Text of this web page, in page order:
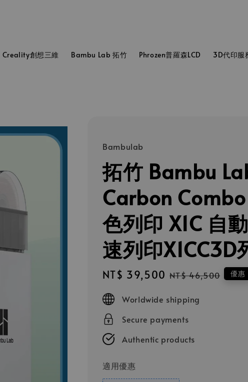
Creality創想三維 Bambu Lab 拓竹 Phrozen普羅森LCD 3D代印服
Bambulab
拓竹 Bambu
Carbon
色列印 X1C 自
速列印X1CC3D
Sale
price
NT$ 39,500 Regular
NT$ 46,500 優惠
Worldwide shipping
Secure payments
Authentic products
適用優惠